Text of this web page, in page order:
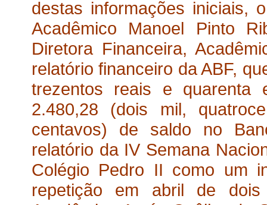
destas informações iniciais,
Acadêmico Manoel Pinto
Diretora Financeira,
relatório financeiro da ABF,
trezentos reais e quarenta
2.480,28 (dois mil,
centavos) de saldo no
relatório da IV Semana
Colégio Pedro II como um
repetição em abril de